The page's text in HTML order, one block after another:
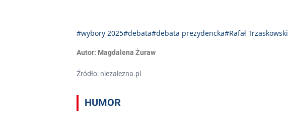
#wybory 2025#debata#debata prezydencka#Rafał Trzaskowski
Autor: Magdalena Żuraw
Źródło: niezalezna.pl
HUMOR